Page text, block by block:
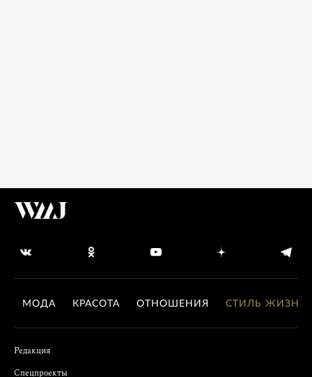
МОДА КРАСОТА ОТНОШЕНИЯ СТИЛЬ ЖИЗНИ
Редакция
Спецпроекты